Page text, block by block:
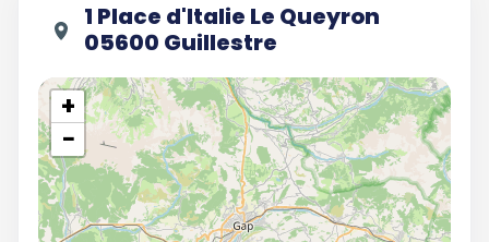
1 Place d'Italie Le Queyron
05600 Guillestre
+
−